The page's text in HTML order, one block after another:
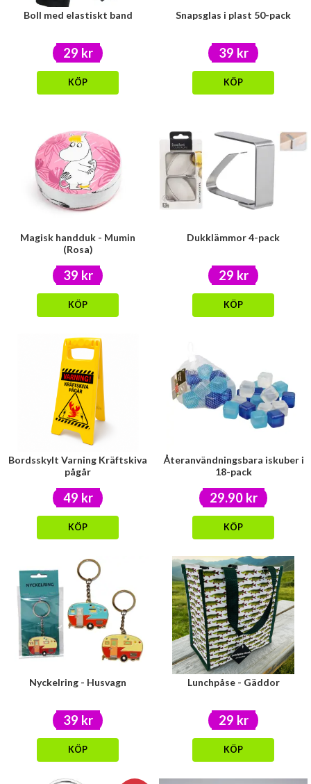
Boll med elastiskt band
29 kr
KÖP
Snapsglas i plast 50-pack
39 kr
KÖP
Magisk handduk - Mumin
(Rosa)
39 kr
KÖP
Dukklämmor 4-pack
29 kr
KÖP
Bordsskylt Varning Kräftskiva
pågår
49 kr
KÖP
Återanvändningsbara iskuber i
18-pack
29.90 kr
KÖP
Nyckelring - Husvagn
39 kr
KÖP
Lunchpåse - Gäddor
29 kr
KÖP